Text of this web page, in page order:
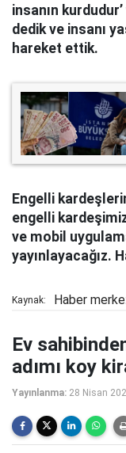
insanın
dedik ve insanı
hareket ettik.
Engelli
engelli
ve mobil
yayınlayacağız.
Kaynak: Haber
Ev
adımı koy
Yayınlanma: 28 Nisan